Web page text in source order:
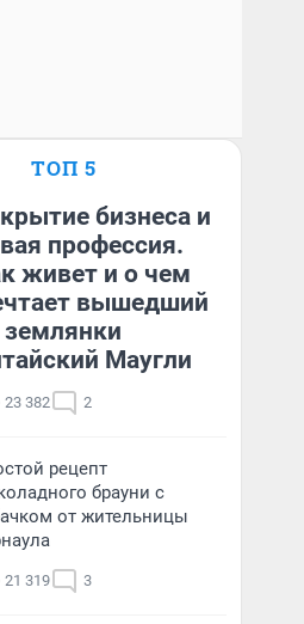
ТОП 5
бизнеса и
профессия.
живет и о чем
вышедший
землянки
Маугли
23 382 2
рецепт
брауни с
от жительницы
21 319 3